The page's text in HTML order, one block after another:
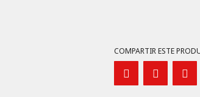
COMPARTIR ESTE